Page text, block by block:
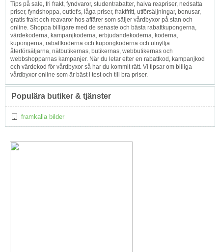
Tips på sale, fri frakt, fyndvaror, studentrabatter, halva reapriser, nedsatta
priser, fyndshoppa, outlet's, låga priser, fraktfritt, utförsäljningar, bonusar,
gratis frakt och reavaror hos affärer som säljer vårdbyxor på stan och
online. Shoppa billigare med de senaste och bästa rabattkupongerna,
värdekoderna, kampanjkoderna, erbjudandekoderna, koderna,
kupongerna, rabattkoderna och kupongkoderna och utnyttja
återförsäljarna, nätbutikernas, butikernas, webbutikernas och
webbshopparnas kampanjer. När du letar efter en rabattkod, kampanjkod
och värdekod för vårdbyxor så har du kommit rätt. Vi tipsar om billiga
vårdbyxor online som är bäst i test och till bra priser.
Populära butiker & tjänster
framkalla bilder